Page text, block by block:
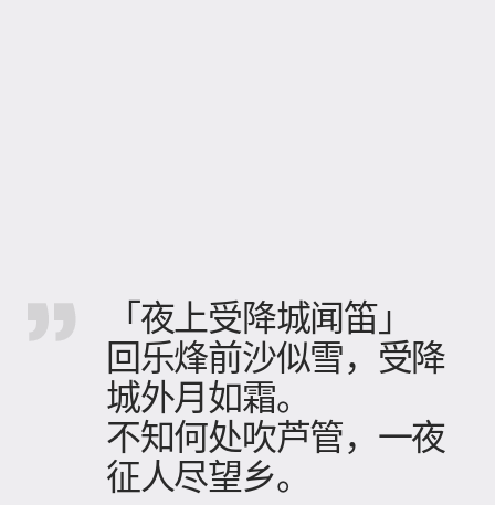
「夜上受降城闻笛」
回乐烽前沙似雪，受降
城外月如霜。
不知何处吹芦管，一夜
征人尽望乡。